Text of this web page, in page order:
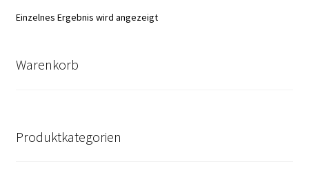
Einzelnes Ergebnis wird angezeigt
Warenkorb
Produktkategorien